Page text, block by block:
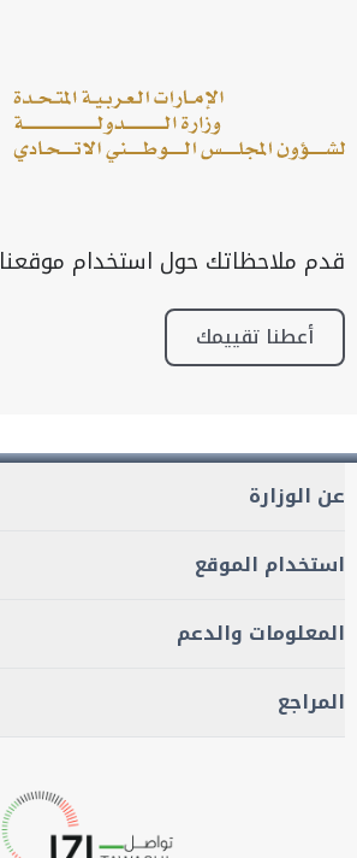
قدم ملاحظاتك حول استخدام موقعنا
أعطنا تقييمك
عن الوزارة
استخدام الموقع
المعلومات والدعم
المراجع